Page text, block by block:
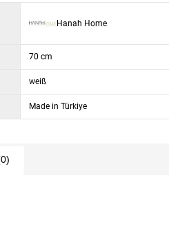
Hanah Home
70 cm
weiß
Made in Türkiye